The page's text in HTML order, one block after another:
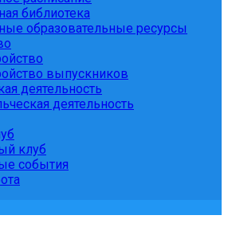
библиотека
образовательные ресурсы
выпускников
деятельность
деятельность
клуб
события